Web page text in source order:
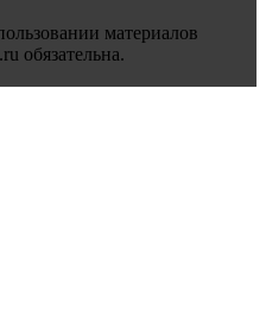
материалов
обязательна.